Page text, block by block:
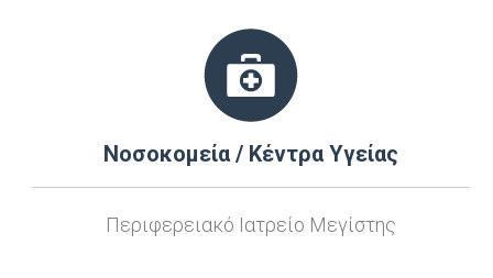
Νοσοκομεία / Κέντρα Υγείας
Περιφερειακό Ιατρείο Μεγίστης